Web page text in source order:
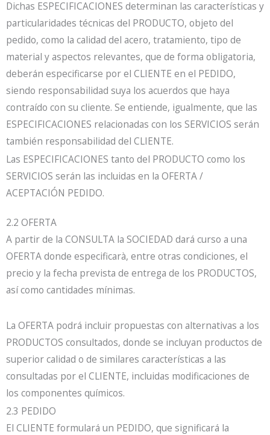
Dichas ESPECIFICACIONES determinan las características y
particularidades técnicas del PRODUCTO, objeto del
pedido, como la calidad del acero, tratamiento, tipo de
material y aspectos relevantes, que de forma obligatoria,
deberán especificarse por el CLIENTE en el PEDIDO,
siendo responsabilidad suya los acuerdos que haya
contraído con su cliente. Se entiende, igualmente, que las
ESPECIFICACIONES relacionadas con los SERVICIOS serán
también responsabilidad del CLIENTE.
Las ESPECIFICACIONES tanto del PRODUCTO como los
SERVICIOS serán las incluidas en la OFERTA /
ACEPTACIÓN PEDIDO.
2.2 OFERTA
A partir de la CONSULTA la SOCIEDAD dará curso a una
OFERTA donde especificarà, entre otras condiciones, el
precio y la fecha prevista de entrega de los PRODUCTOS,
así como cantidades mínimas.
La OFERTA podrá incluir propuestas con alternativas a los
PRODUCTOS consultados, donde se incluyan productos de
superior calidad o de similares características a las
consultadas por el CLIENTE, incluidas modificaciones de
los componentes químicos.
2.3 PEDIDO
El CLIENTE formulará un PEDIDO, que significará la